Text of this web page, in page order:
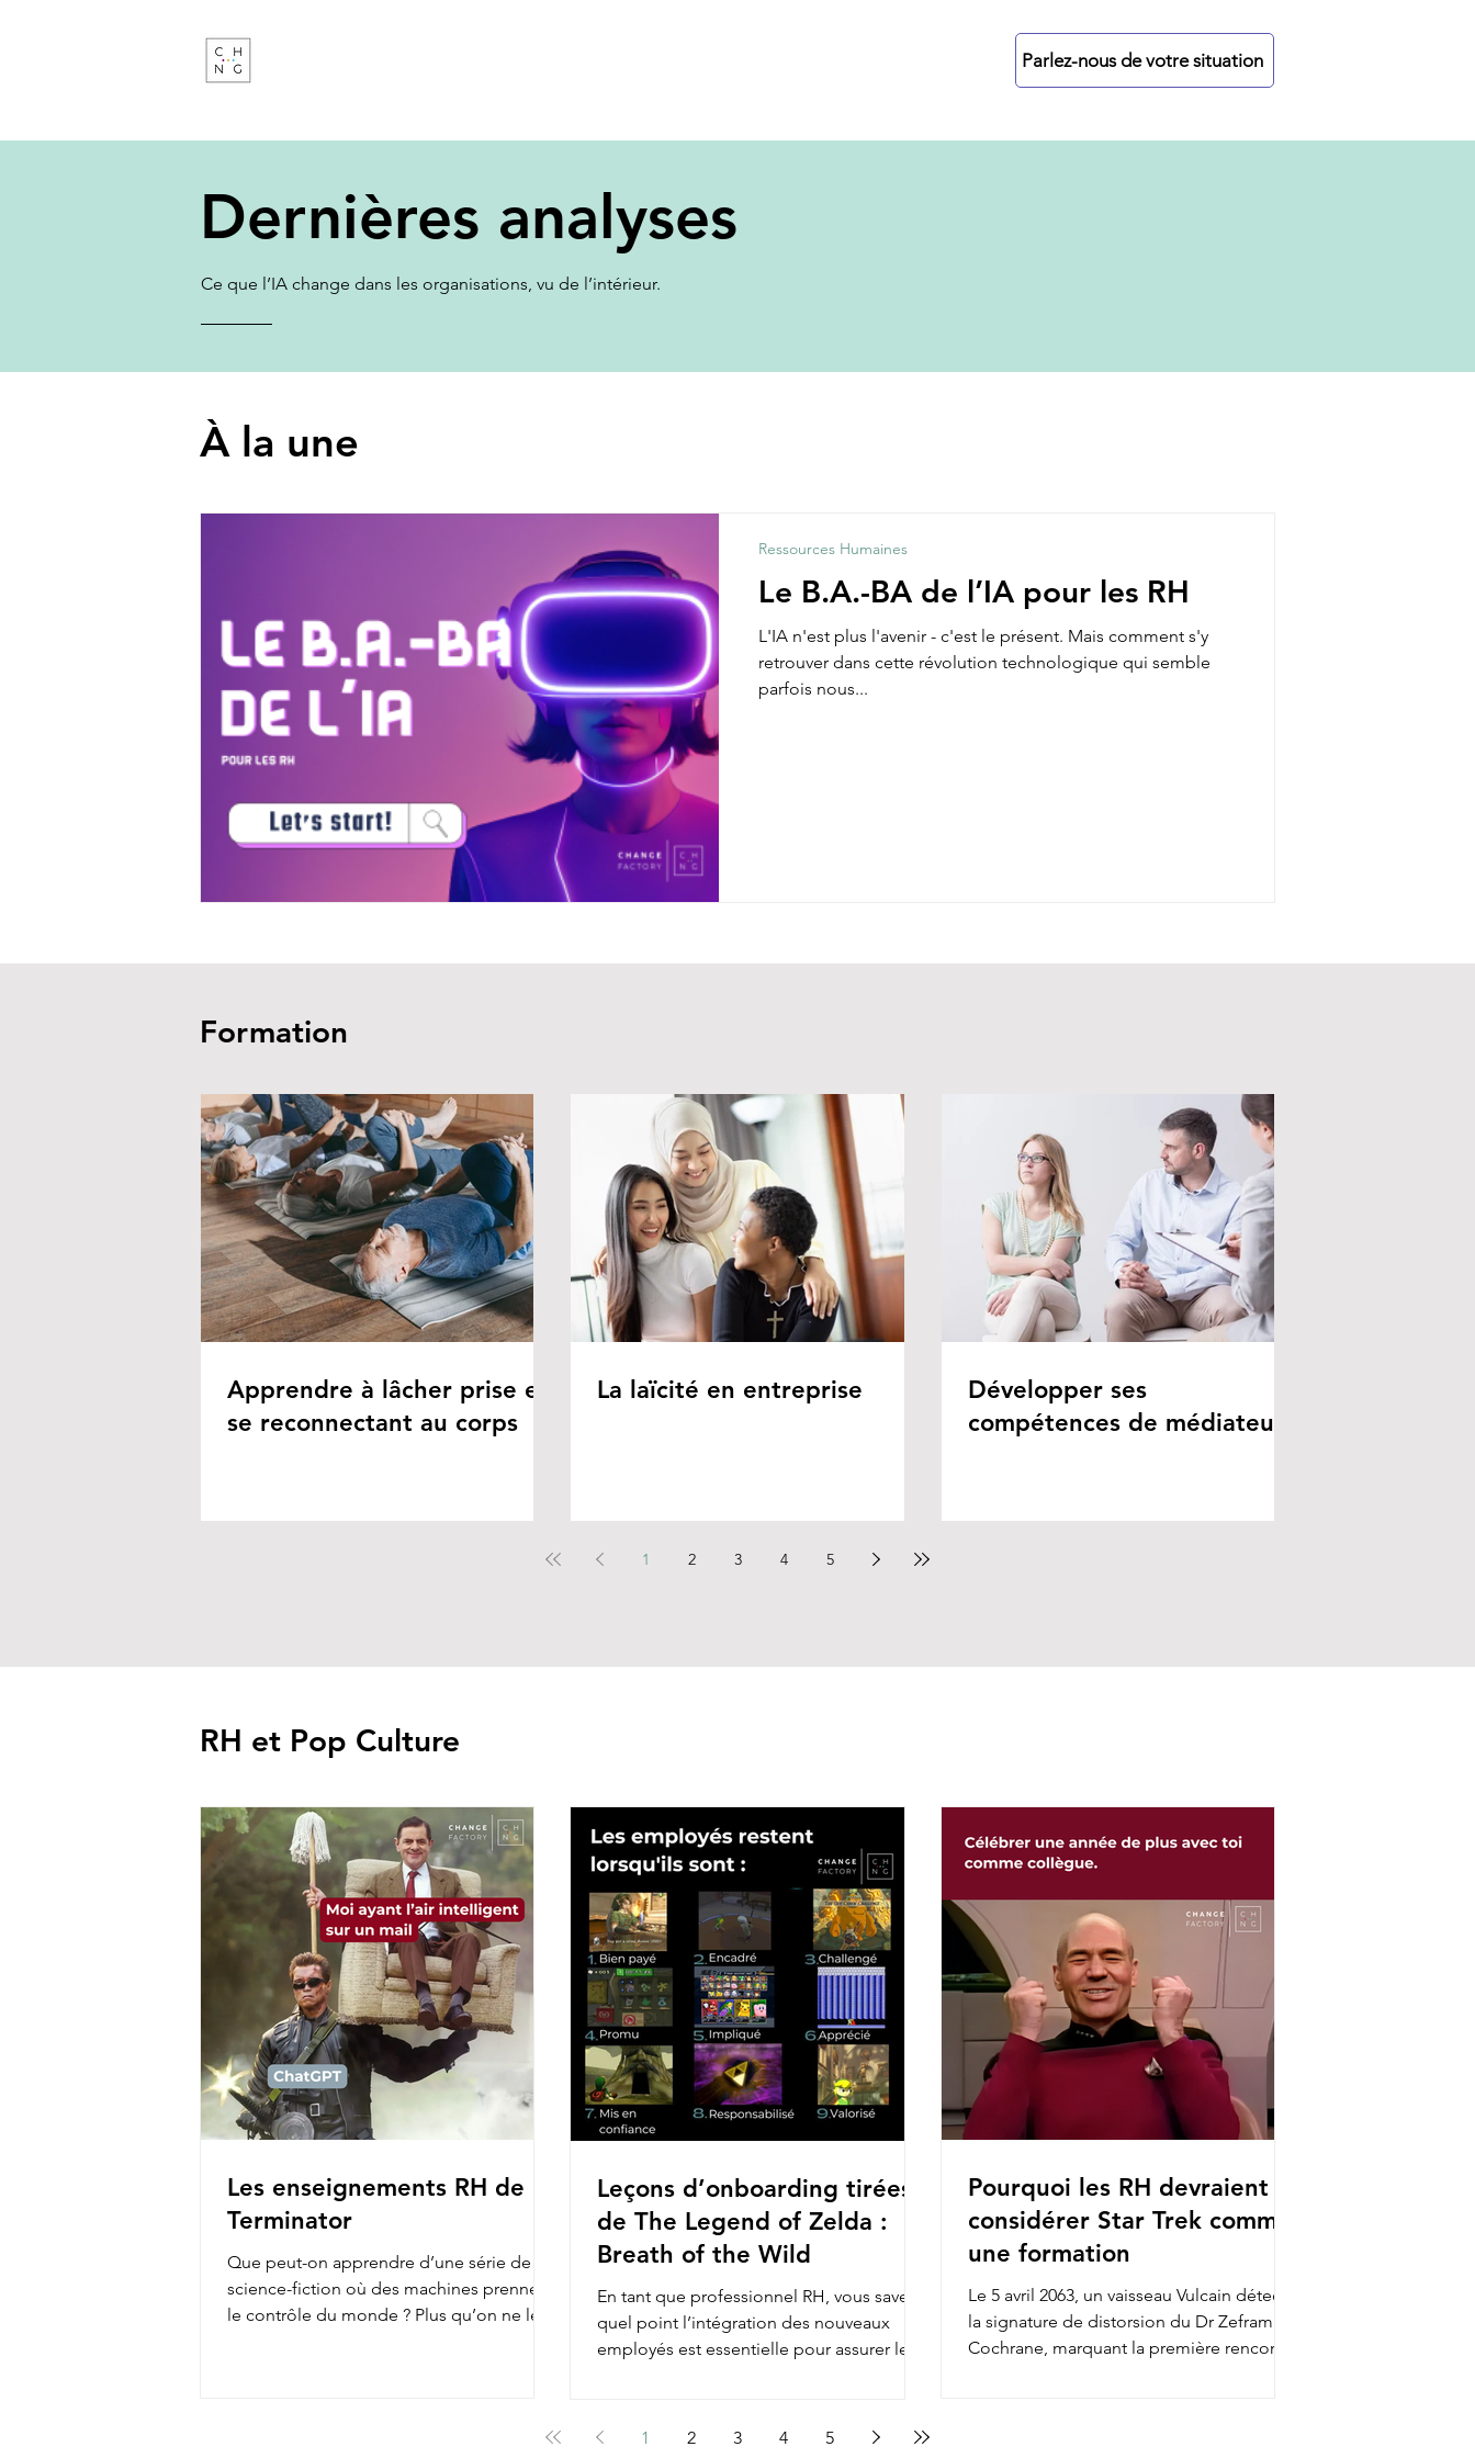
Parlez-nous de votre situation
Dernières analyses
Ce que l’IA change dans les organisations, vu de l’intérieur.
À la une
Le B.A.-BA de l’IA pour les RH
L'IA n'est plus l'avenir - c'est le présent. Mais comment s'y
retrouver dans cette révolution technologique qui semble
parfois nous...
Ressources Humaines
Formation
Apprendre à lâcher prise en
se reconnectant au corps
La laïcité en entreprise
Développer ses
compétences de médiateur
1 2 3 4 5
RH et Pop Culture
Les enseignements RH de
Terminator
Que peut-on apprendre d’une série de
science-fiction où des machines prennent
le contrôle du monde ? Plus qu’on ne le
Leçons d’onboarding tirées
de The Legend of Zelda :
Breath of the Wild
En tant que professionnel RH, vous savez à
quel point l’intégration des nouveaux
employés est essentielle pour assurer leur
Pourquoi les RH devraient
considérer Star Trek comme
une formation
Le 5 avril 2063, un vaisseau Vulcain détecte
la signature de distorsion du Dr Zefram
Cochrane, marquant la première rencontre
1 2 3 4 5